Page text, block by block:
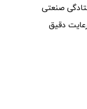
صنعتی
دقیق